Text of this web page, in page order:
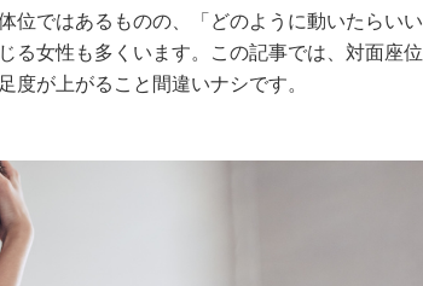
位ではあるものの、「どのように動いたらいい
る女性も多くいます。この記事では、対面座位
度が上がること間違いナシです。